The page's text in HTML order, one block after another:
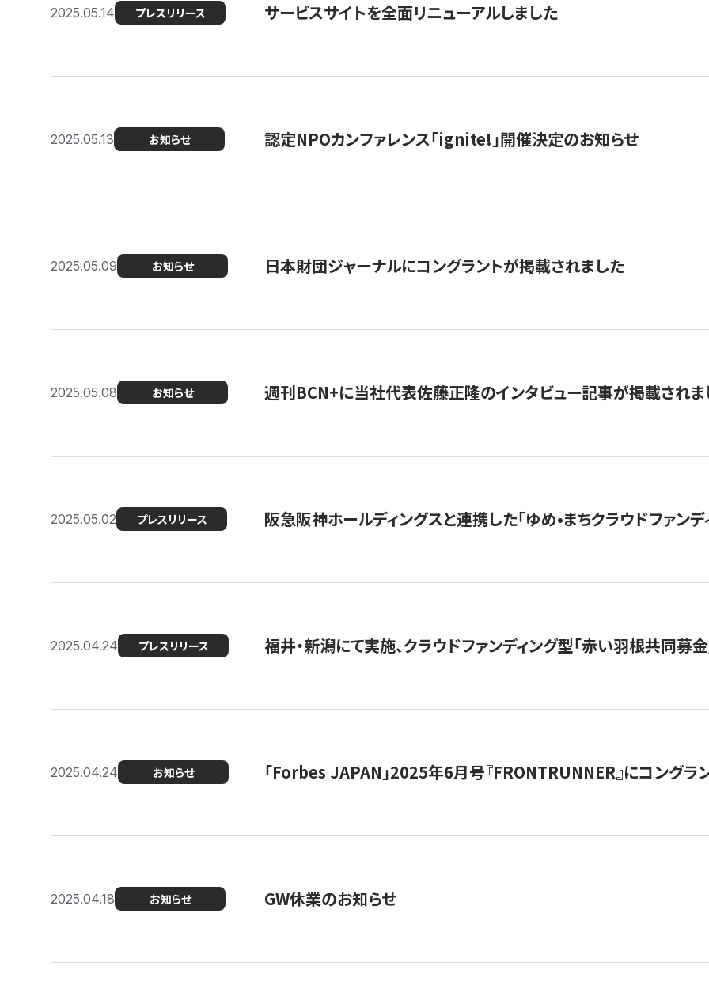
2025.05.14 プレスリリース サービスサイトを全面リニューアルしました
2025.05.13 お知らせ 認定NPOカンファレンス「ignite!」開催決定のお知らせ
2025.05.09 お知らせ 日本財団ジャーナルにコングラントが掲載されました
2025.05.08 お知らせ 週刊BCN+に当社代表佐藤正隆のインタビュー記事が掲載されま
2025.05.02 プレスリリース 阪急阪神ホールディングスと連携した「ゆめ•まちクラウドファン
2025.04.24 プレスリリース 福井・新潟にて実施、クラウドファンディング型「赤い羽根共同
2025.04.24 お知らせ 「Forbes JAPAN」2025年6月号『FRONTRUNNER』にコングラ
2025.04.18 お知らせ GW休業のお知らせ